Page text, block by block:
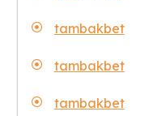
tambakbet
tambakbet
tambakbet